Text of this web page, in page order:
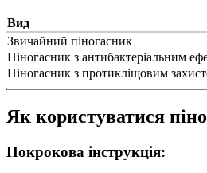
Вид
Звичайний піногасник
Піногасник з антибактеріальним
Піногасник з протикліщовим
Як користуватися
Покрокова інструкція: